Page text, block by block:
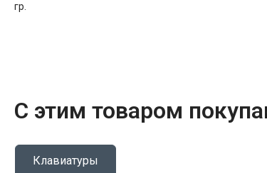
гр.
С этим товаром
Клавиатуры